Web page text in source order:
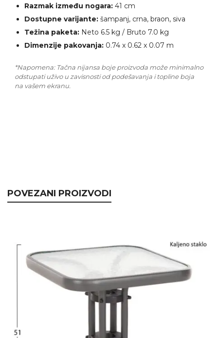
Razmak između nogara: 41 cm
Dostupne varijante: šampanj, crna, braon, siva
Težina paketa: Neto 6.5 kg / Bruto 7.0 kg
Dimenzije pakovanja: 0.74 x 0.62 x 0.07 m
*Napomena: Tačna nijansa boje proizvoda može minimalno
odstupati uživo u zavisnosti od podešavanja i topline boja
na vašem ekranu.
POVEZANI PROIZVODI